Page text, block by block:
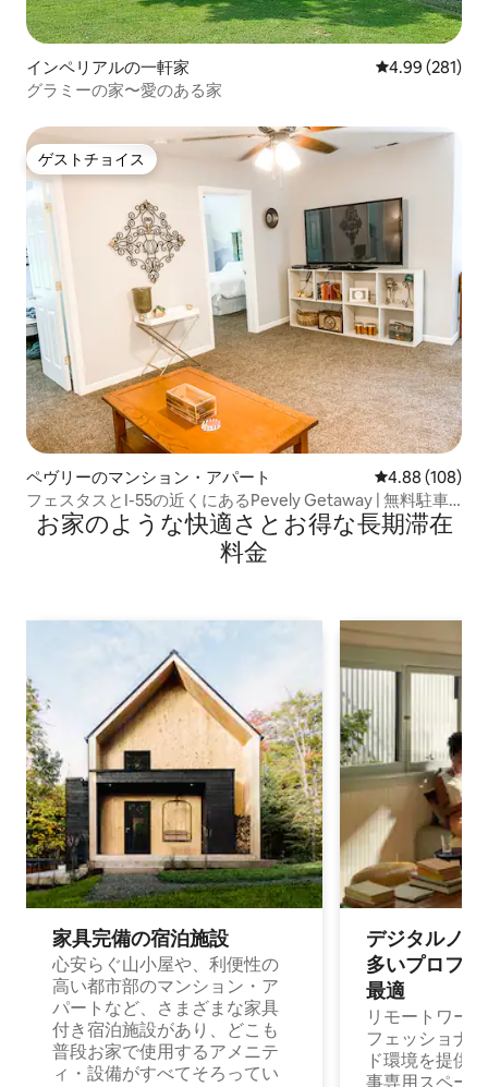
インペリアルの一軒家 レビュー281
4.99 (281)
グラミーの家〜愛のある家
ゲストチョイス
ゲストチョイス
ペヴリーのマンション・アパート レビュー108
4.88 (108)
フェスタスとI-55の近くにあるPevely Getaway | 無料駐車
場
お家のような快⁠適⁠さ⁠とお⁠得⁠な長⁠期⁠滞⁠在
料⁠金
家具完備の宿⁠泊⁠施⁠設
心安らぐ山小屋や、利便性の
高い都市部のマンション・ア
パートなど、さまざまな家具
付き宿泊施設があり、どこも
普段お家で使用するアメニテ
ィ・設備がすべてそろってい
デジタルノ
多⁠いプ⁠ロ⁠フ⁠
最⁠適
リモートワー
フェッショナ
ド環境を提供
事専用スペー